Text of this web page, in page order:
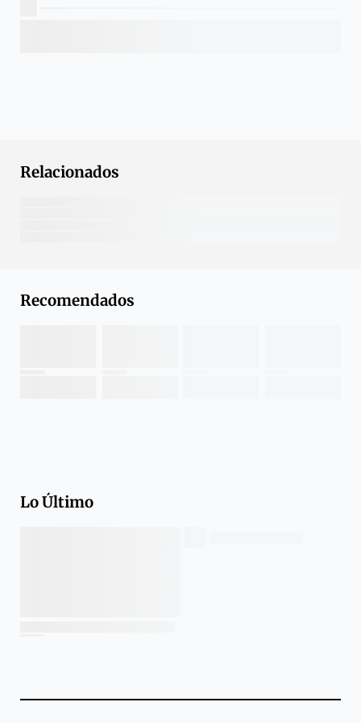
Relacionados
Recomendados
Lo Último